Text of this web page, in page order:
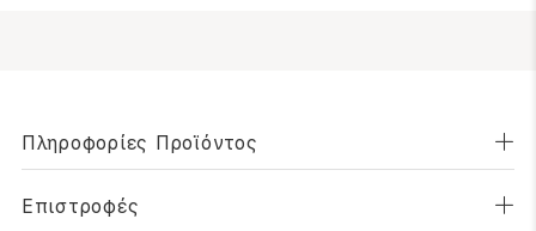
Πληροφορίες Προϊόντος
Επιστροφές